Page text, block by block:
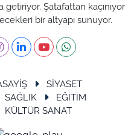
Şatafattan kaçınıyor
bir altyapı sunuyor.
SİYASET
SAĞLIK
EĞİTİM
KÜLTÜR SANAT